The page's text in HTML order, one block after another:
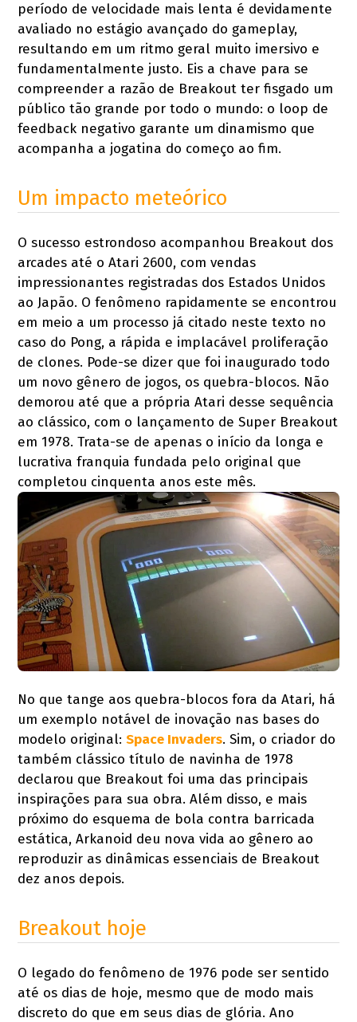
período de velocidade mais lenta é devidamente
avaliado no estágio avançado do gameplay,
resultando em um ritmo geral muito imersivo e
fundamentalmente justo. Eis a chave para se
compreender a razão de Breakout ter fisgado um
público tão grande por todo o mundo: o loop de
feedback negativo garante um dinamismo que
acompanha a jogatina do começo ao fim.
Um impacto meteórico
O sucesso estrondoso acompanhou Breakout dos
arcades até o Atari 2600, com vendas
impressionantes registradas dos Estados Unidos
ao Japão. O fenômeno rapidamente se encontrou
em meio a um processo já citado neste texto no
caso do Pong, a rápida e implacável proliferação
de clones. Pode-se dizer que foi inaugurado todo
um novo gênero de jogos, os quebra-blocos. Não
demorou até que a própria Atari desse sequência
ao clássico, com o lançamento de Super Breakout
em 1978. Trata-se de apenas o início da longa e
lucrativa franquia fundada pelo original que
completou cinquenta anos este mês.
No que tange aos quebra-blocos fora da Atari, há
um exemplo notável de inovação nas bases do
modelo original:Space Invaders. Sim, o criador do
também clássico título de navinha de 1978
declarou que Breakout foi uma das principais
inspirações para sua obra. Além disso, e mais
próximo do esquema de bola contra barricada
estática, Arkanoid deu nova vida ao gênero ao
reproduzir as dinâmicas essenciais de Breakout
dez anos depois.
Breakout hoje
O legado do fenômeno de 1976 pode ser sentido
até os dias de hoje, mesmo que de modo mais
discreto do que em seus dias de glória. Ano